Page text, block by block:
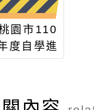
園市110
度自學進
國民中學
力鑑定考試